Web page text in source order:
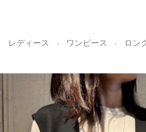
レディース ワンピース ロン